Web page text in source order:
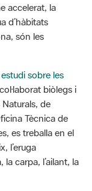
accelerat, la
d’hàbitats
són les
estudi sobre les
biòlegs i
Naturals, de
Tècnica de
es treballa en el
l’eruga
carpa, l’ailant, la